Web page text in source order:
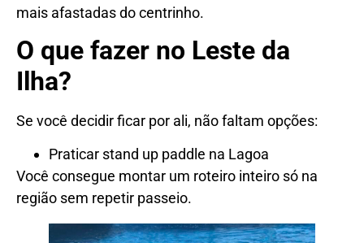
mais afastadas do centrinho.
O que fazer no Leste da
Ilha?
Se você decidir ficar por ali, não faltam opções:
Praticar stand up paddle na Lagoa
Você consegue montar um roteiro inteiro só na
região sem repetir passeio.